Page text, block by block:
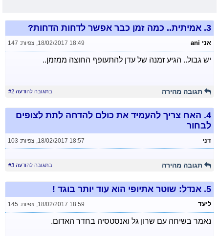
3. אמיתית.. כמה זמן כבר אפשר לדחות הדחות?
אני ani 18/02/2017 18:49
, צפיות: 147
יש גבול.. הגיע זמנה של עדן להתעופף החוצה ממזמן..
תגובה מהירה בתגובה להודעה #2
4. האח צריך להעמיד את כולם להדחה לתת לצופים
לבחור
דני 18/02/2017 18:57
, צפיות: 103
תגובה מהירה בתגובה להודעה #3
5. אנדל: שוטר אתיופי הוא עוד יותר בוגד !
ליעד 18/02/2017 18:59
, צפיות: 145
נאמר בשיחה עם שרון גל ואנסטסיה בחדר האדום.